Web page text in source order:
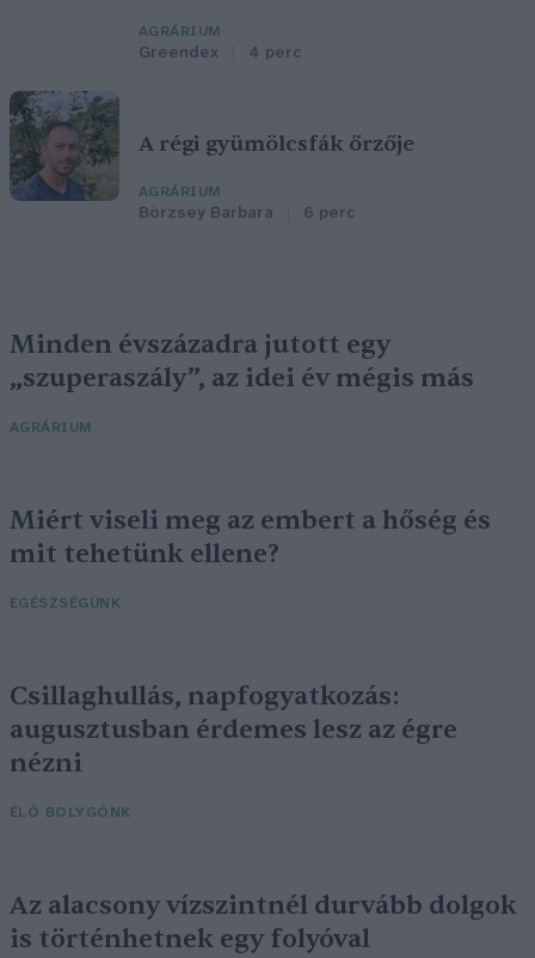
AGRÁRIUM
Greendex 4 perc
A régi gyümölcsfák őrzője
AGRÁRIUM
Börzsey Barbara 6 perc
Minden évszázadra jutott egy
„szuperaszály”, az idei év mégis más
AGRÁRIUM
Miért viseli meg az embert a hőség és
mit tehetünk ellene?
EGÉSZSÉGÜNK
Csillaghullás, napfogyatkozás:
augusztusban érdemes lesz az égre
nézni
ÉLŐ BOLYGÓNK
Az alacsony vízszintnél durvább dolgok
is történhetnek egy folyóval